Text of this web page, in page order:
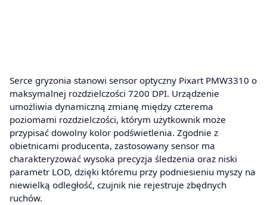
Serce gryzonia stanowi sensor optyczny Pixart PMW3310 o
maksymalnej rozdzielczości 7200 DPI. Urządzenie
umożliwia dynamiczną zmianę między czterema
poziomami rozdzielczości, którym użytkownik może
przypisać dowolny kolor podświetlenia. Zgodnie z
obietnicami producenta, zastosowany sensor ma
charakteryzować wysoka precyzja śledzenia oraz niski
parametr LOD, dzięki któremu przy podniesieniu myszy na
niewielką odległość, czujnik nie rejestruje zbędnych
ruchów.